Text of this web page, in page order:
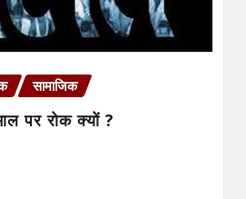
सामाजिक
पर रोक क्यों ?